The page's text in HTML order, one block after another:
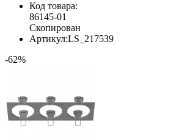
Код товара:
86145-01
Скопирован
Артикул:LS_217539
-62%